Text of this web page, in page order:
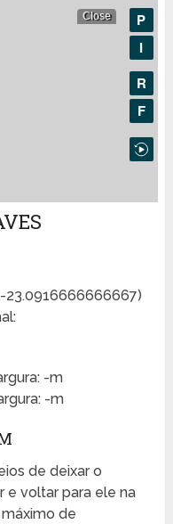
23.0916666666667)
-m
-m
de deixar o
e voltar para ele na
de